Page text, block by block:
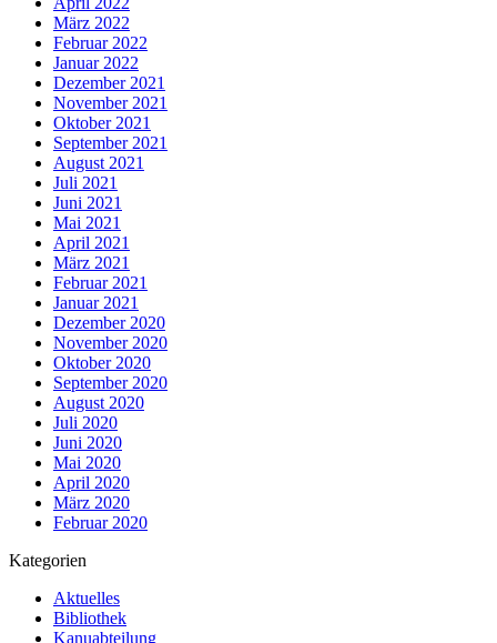
März 2022
Februar 2022
Januar 2022
Dezember 2021
November 2021
Oktober 2021
September 2021
August 2021
Juli 2021
Juni 2021
Mai 2021
April 2021
März 2021
Februar 2021
Januar 2021
Dezember 2020
November 2020
Oktober 2020
September 2020
August 2020
Juli 2020
Juni 2020
Mai 2020
April 2020
März 2020
Februar 2020
Kategorien
Aktuelles
Bibliothek
Kanuabteilung